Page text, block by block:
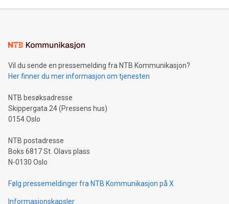
Vil du sende en pressemelding fra NTB Kommunikasjon?
Her finner du mer informasjon om tjenesten
NTB besøksadresse
Skippergata 24 (Pressens hus)
0154 Oslo
NTB postadresse
Boks 6817 St. Olavs plass
N-0130 Oslo
Følg pressemeldinger fra NTB Kommunikasjon på X
Informasjonskapsler